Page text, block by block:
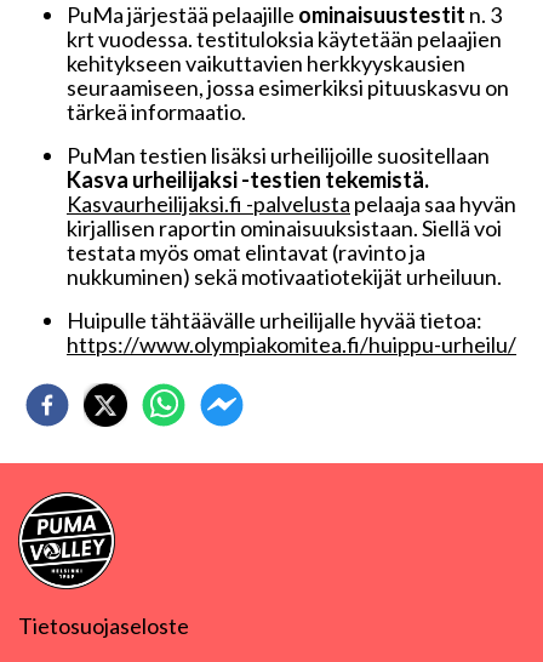
PuMa järjestää pelaajille ominaisuustestit n. 3
krt vuodessa. testituloksia käytetään pelaajien
kehitykseen vaikuttavien herkkyyskausien
seuraamiseen, jossa esimerkiksi pituuskasvu on
tärkeä informaatio.
PuMan testien lisäksi urheilijoille suositellaan
Kasva urheilijaksi -testien tekemistä.
Kasvaurheilijaksi.fi -palvelusta pelaaja saa hyvän
kirjallisen raportin ominaisuuksistaan. Siellä voi
testata myös omat elintavat (ravinto ja
nukkuminen) sekä motivaatiotekijät urheiluun.
Huipulle tähtäävälle urheilijalle hyvää tietoa:
https://www.olympiakomitea.fi/huippu-urheilu/
Tietosuojaseloste